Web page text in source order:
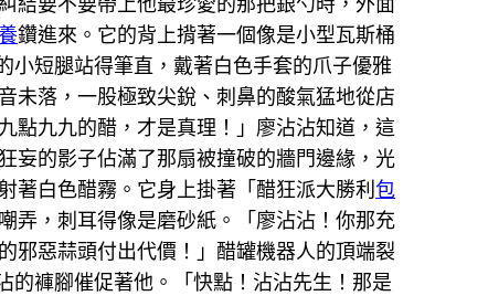
鑽進來。它的背上揹著一個像是小型瓦斯桶
短腿站得筆直，戴著白色手套的爪子優雅
未落，一股極致尖銳、刺鼻的酸氣猛地從店
點九九的醋，才是真理！」廖沾沾知道，這
妄的影子佔滿了那扇被撞破的牆門邊緣，光
著白色醋霧。它身上掛著「醋狂派大勝利包
弄，刺耳得像是磨砂紙。「廖沾沾！你那充
邪惡蒜頭付出代價！」醋罐機器人的頂端裂
的褲腳催促著他。「快點！沾沾先生！那是